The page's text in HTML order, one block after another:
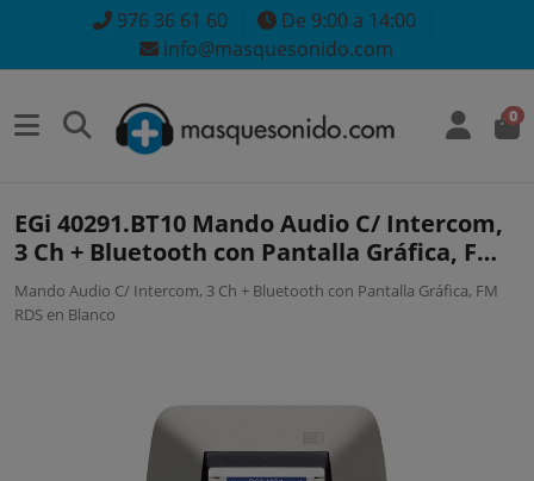
976 36 61 60
De 9:00 a 14:00
info@masquesonido.com
0
EGi 40291.BT10 Mando Audio C/ Intercom,
3 Ch + Bluetooth con Pantalla Gráfica, FM
RDS en Blanco
Mando Audio C/ Intercom, 3 Ch + Bluetooth con Pantalla Gráfica, FM
RDS en Blanco